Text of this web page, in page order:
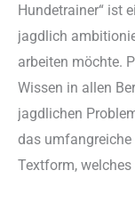
Hundetrainer“ ist
jagdlich
arbeiten möchte.
Wissen in allen
jagdlichen
das
Textform,